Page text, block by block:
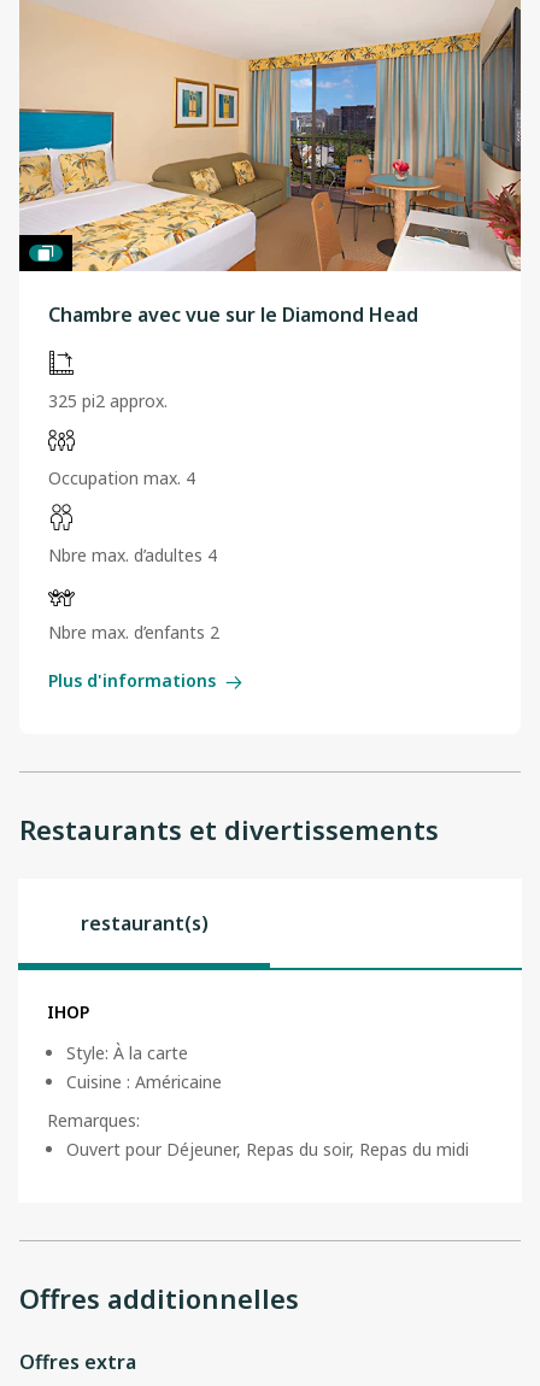
Chambre avec vue sur le Diamond Head
325 pi2 approx.
Occupation max. 4
Nbre max. d’adultes 4
Nbre max. d’enfants 2
Plus d'informations
Restaurants et divertissements
restaurant(s)
IHOP
Style: À la carte
Cuisine : Américaine
Remarques:
Ouvert pour Déjeuner, Repas du soir, Repas du midi
Offres additionnelles
Offres extra